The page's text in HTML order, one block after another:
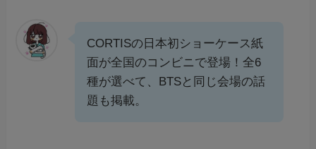
CORTISの日本初ショーケース紙
面が全国のコンビニで登場！全6
種が選べて、BTSと同じ会場の話
題も掲載。